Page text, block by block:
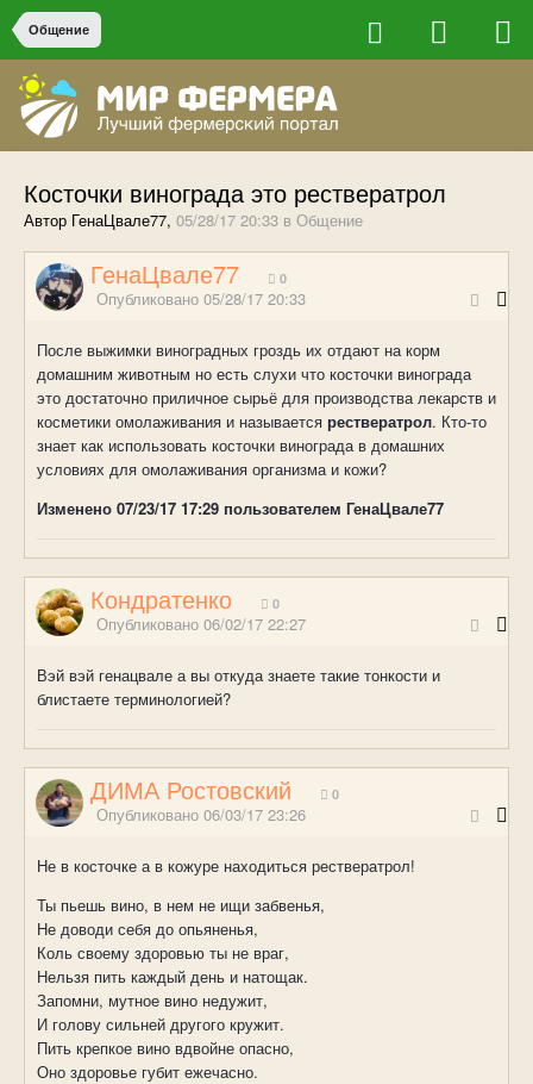
Общение
Косточки винограда это рествератрол
Автор ГенаЦвале77, 05/28/17 20:33 в Общение
ГенаЦвале77 0
Опубликовано 05/28/17 20:33
После выжимки виноградных гроздь их отдают на корм
домашним животным но есть слухи что косточки винограда
это достаточно приличное сырьё для производства лекарств и
косметики омолаживания и называется рествератрол. Кто-то
знает как использовать косточки винограда в домашних
условиях для омолаживания организма и кожи?
Изменено 07/23/17 17:29 пользователем ГенаЦвале77
Кондратенко 0
Опубликовано 06/02/17 22:27
Вэй вэй генацвале а вы откуда знаете такие тонкости и
блистаете терминологией?
ДИМА Ростовский 0
Опубликовано 06/03/17 23:26
Не в косточке а в кожуре находиться рествератрол!
Ты пьешь вино, в нем не ищи забвенья,
Не доводи себя до опьяненья,
Коль своему здоровью ты не враг,
Нельзя пить каждый день и натощак.
Запомни, мутное вино недужит,
И голову сильней другого кружит.
Пить крепкое вино вдвойне опасно,
Оно здоровье губит ежечасно.